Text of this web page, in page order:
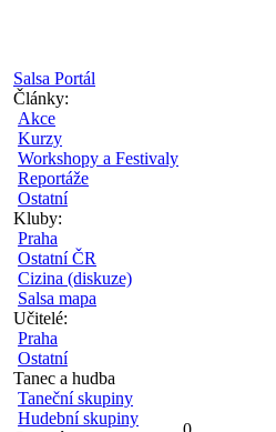
Salsa Portál
Články:
Akce
Kurzy
Workshopy a Festivaly
Reportáže
Ostatní
Kluby:
Praha
Ostatní ČR
Cizina (diskuze)
Salsa mapa
Učitelé:
Praha
Ostatní
Tanec a hudba
Taneční skupiny
Hudební skupiny